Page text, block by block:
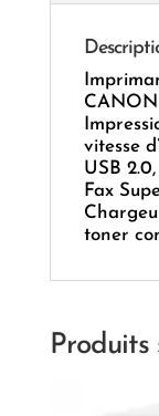
CANON
vitesse
USB 2.0,
Fax
toner
Produits